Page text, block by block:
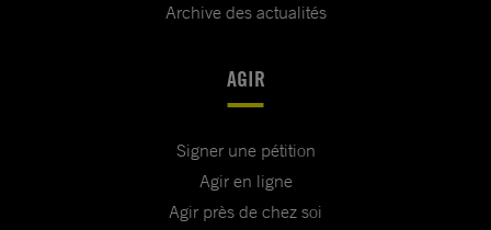
Archive des actualités
AGIR
Signer une pétition
Agir en ligne
Agir près de chez soi